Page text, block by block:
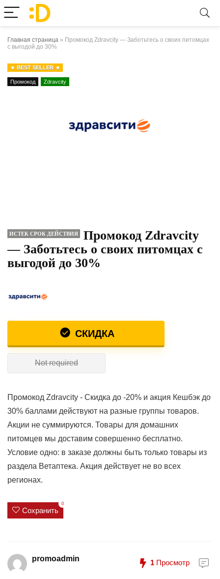
Главная страница » Промокод Zdravcity — Заботьтесь о своих питомцах
с выгодой до 30%
BEST SELLER
Промокод Zdravcity
ИСТЕК СРОК ДЕЙСТВИЯ
Промокод Zdravcity
— Заботьтесь о своих питомцах с
выгодой до 30%
СКИДКА
Not required
Промокод Zdravcity - Скидка до -20% и акция Кешбэк до
30% баллами действуют на разные группы товаров.
Акции не суммируются. Товары для домашних
питомцев мы доставим совершенно бесплатно.
Условие одно: в заказе должны быть только товары из
раздела Ветаптека. Акция действует не во всех
регионах.
Сохранить
0
promoadmin 1 Просмотр